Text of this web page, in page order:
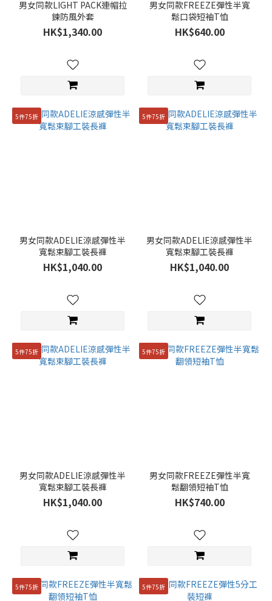
男女同款LIGHT PACK連帽拉
鍊防風外套
HK$1,340.00
男女同款FREEZE彈性半寬
鬆口袋短袖T恤
HK$640.00
5件75折
男女同款ADELIE涼感彈性半
寬鬆束腳工裝長褲
HK$1,040.00
5件75折
男女同款ADELIE涼感彈性半
寬鬆束腳工裝長褲
HK$1,040.00
5件75折
男女同款ADELIE涼感彈性半
寬鬆束腳工裝長褲
HK$1,040.00
5件75折
男女同款FREEZE彈性半寬
鬆翻領短袖T恤
HK$740.00
5件75折 5件75折